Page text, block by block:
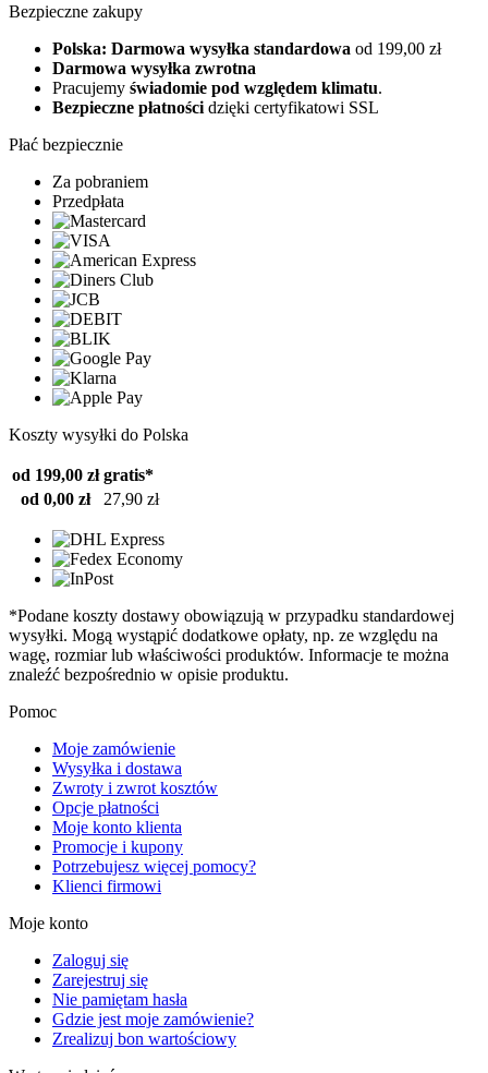
Bezpieczne zakupy
Polska: Darmowa wysyłka standardowa od 199,00 zł
Darmowa wysyłka zwrotna
Pracujemy świadomie pod względem klimatu.
Bezpieczne płatności dzięki certyfikatowi SSL
Płać bezpiecznie
Za pobraniem
Przedpłata
Koszty wysyłki do Polska
od 199,00 zł gratis*
od 0,00 zł
27,90 zł
*Podane koszty dostawy obowiązują w przypadku standardowej
wysyłki. Mogą wystąpić dodatkowe opłaty, np. ze względu na
wagę, rozmiar lub właściwości produktów. Informacje te można
znaleźć bezpośrednio w opisie produktu.
Pomoc
Moje zamówienie
Wysyłka i dostawa
Zwroty i zwrot kosztów
Opcje płatności
Moje konto klienta
Promocje i kupony
Potrzebujesz więcej pomocy?
Klienci firmowi
Moje konto
Zaloguj się
Zarejestruj się
Nie pamiętam hasła
Gdzie jest moje zamówienie?
Zrealizuj bon wartościowy